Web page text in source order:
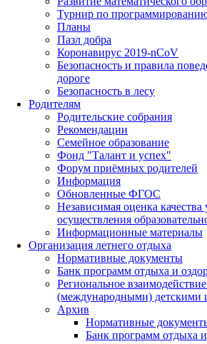
Турнир по
Планы
Пазл добра
Коронавирус 2019-nCoV
Безопасность и правила
дороге
Безопасность в лесу
Родителям
Родительские собрания
Рекомендации
Семейное образование
Фонд "Талант и успех"
Форум приёмных родителей
Информация
Обновленные ФГОС
Независимая оценка качества
осуществления
Информационные материалы
Организация летнего отдыха
Нормативные документы
Банк программ отдыха и
Региональное
(международными) детскими
Архив
Нормативные
Банк программ отдыха